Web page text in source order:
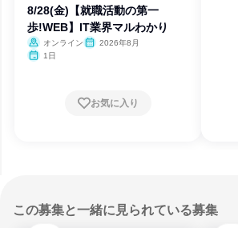
8/28(金)【就職活動の第一
歩!WEB】IT業界マルわかり
オンライン
2026年8月
1日
お気に入り
この募集と一緒に見られている募集